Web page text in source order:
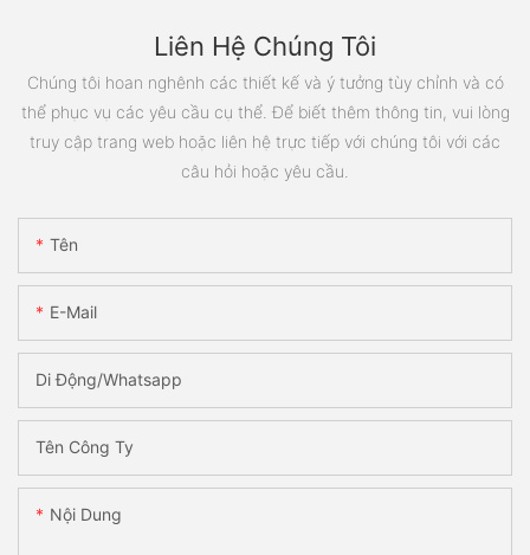
Liên Hệ Chúng Tôi
Chúng tôi hoan nghênh các thiết kế và ý tưởng tùy chỉnh và có
thể phục vụ các yêu cầu cụ thể. Để biết thêm thông tin, vui lòng
truy cập trang web hoặc liên hệ trực tiếp với chúng tôi với các
câu hỏi hoặc yêu cầu.
Tên
E-Mail
Di Động/Whatsapp
Tên Công Ty
Nội Dung